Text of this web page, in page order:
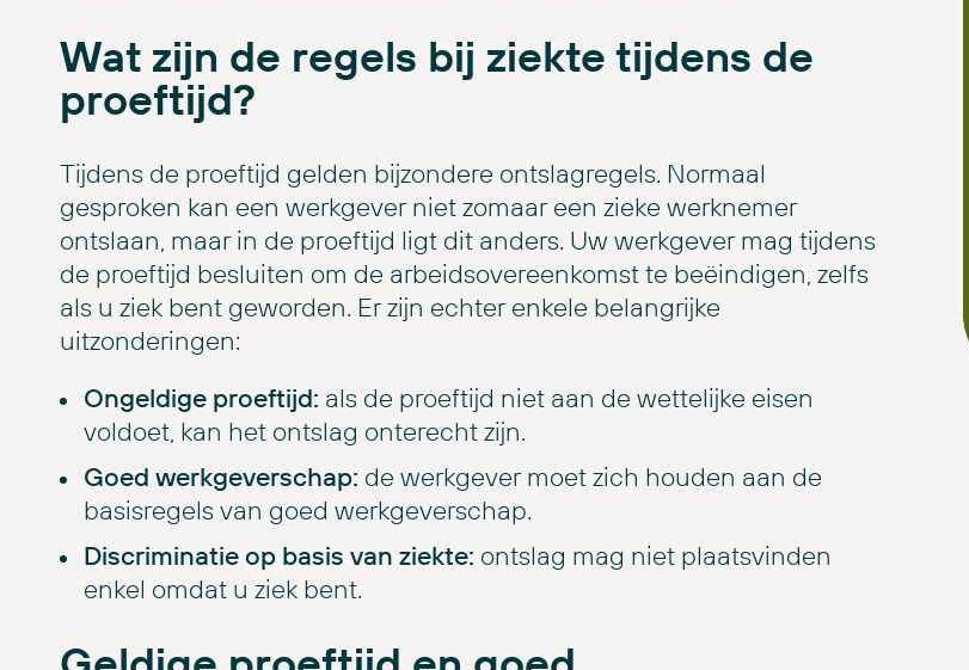
Wat zijn de regels bij ziekte tijdens de
proeftijd?
Tijdens de proeftijd gelden bijzondere ontslagregels. Normaal
gesproken kan een werkgever niet zomaar een zieke werknemer
ontslaan, maar in de proeftijd ligt dit anders. Uw werkgever mag tijdens
de proeftijd besluiten om de arbeidsovereenkomst te beëindigen, zelfs
als u ziek bent geworden. Er zijn echter enkele belangrijke
uitzonderingen:
Ongeldige proeftijd: als de proeftijd niet aan de wettelijke eisen
voldoet, kan het ontslag onterecht zijn.
Goed werkgeverschap: de werkgever moet zich houden aan de
basisregels van goed werkgeverschap.
Discriminatie op basis van ziekte: ontslag mag niet plaatsvinden
enkel omdat u ziek bent.